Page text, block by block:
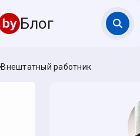
Блог
Внештатный работник